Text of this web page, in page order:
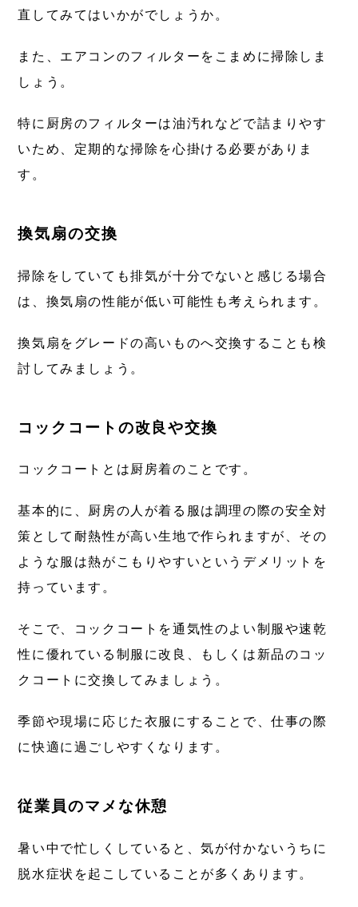
直してみてはいかがでしょうか。
また、エアコンのフィルターをこまめに掃除しま
しょう。
特に厨房のフィルターは油汚れなどで詰まりやす
いため、定期的な掃除を心掛ける必要がありま
す。
換気扇の交換
掃除をしていても排気が十分でないと感じる場合
は、換気扇の性能が低い可能性も考えられます。
換気扇をグレードの高いものへ交換することも検
討してみましょう。
コックコートの改良や交換
コックコートとは厨房着のことです。
基本的に、厨房の人が着る服は調理の際の安全対
策として耐熱性が高い生地で作られますが、その
ような服は熱がこもりやすいというデメリットを
持っています。
そこで、コックコートを通気性のよい制服や速乾
性に優れている制服に改良、もしくは新品のコッ
クコートに交換してみましょう。
季節や現場に応じた衣服にすることで、仕事の際
に快適に過ごしやすくなります。
従業員のマメな休憩
暑い中で忙しくしていると、気が付かないうちに
脱水症状を起こしていることが多くあります。